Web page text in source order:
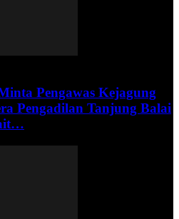
Pengawas Kejagung
Pengadilan Tanjung Balai